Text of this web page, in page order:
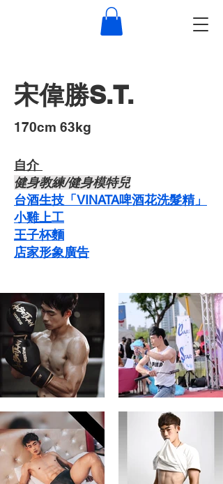
宋偉勝S.T.
​170cm 63kg
自介 ​
​健身教練/健身模特兒
台酒生技「VINATA啤酒花洗髮精」
​小雞上工
​王子杯麵
​店家形象廣告